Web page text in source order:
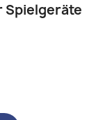
Spielgeräte